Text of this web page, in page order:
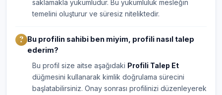
saklamakla yükümlüdür. Bu yükümlülük mesleğin
temelini oluşturur ve süresiz niteliktedir.
Bu profilin sahibi ben miyim, profili nasıl talep
ederim?
Bu profil size aitse aşağıdaki Profili Talep Et
düğmesini kullanarak kimlik doğrulama sürecini
başlatabilirsiniz. Onay sonrası profilinizi düzenleyerek